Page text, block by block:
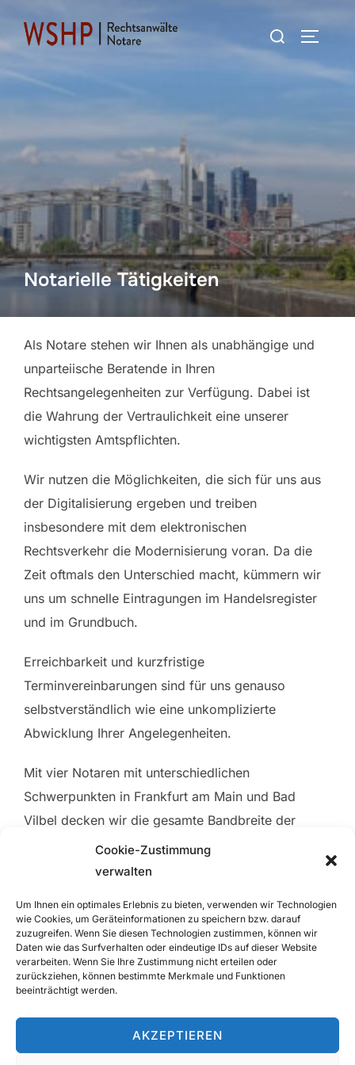
Cookie-Zustimmung
verwalten
Um Ihnen ein optimales Erlebnis zu bieten, verwenden wir Technologien
wie Cookies, um Geräteinformationen zu speichern bzw. darauf
zuzugreifen. Wenn Sie diesen Technologien zustimmen, können wir
Daten wie das Surfverhalten oder eindeutige IDs auf dieser Website
verarbeiten. Wenn Sie Ihre Zustimmung nicht erteilen oder
zurückziehen, können bestimmte Merkmale und Funktionen
beeinträchtigt werden.
AKZEPTIEREN
Inhalt
Suchen
nach:
Notarielle Tätigkeiten
Als Notare stehen wir Ihnen als unabhängige und
unparteiische Beratende in Ihren
Rechtsangelegenheiten zur Verfügung. Dabei ist
die Wahrung der Vertraulichkeit eine unserer
wichtigsten Amtspflichten.
Wir nutzen die Möglichkeiten, die sich für uns aus
der Digitalisierung ergeben und treiben
insbesondere mit dem elektronischen
Rechtsverkehr die Modernisierung voran. Da die
Zeit oftmals den Unterschied macht, kümmern wir
uns um schnelle Eintragungen im Handelsregister
und im Grundbuch.
Erreichbarkeit und kurzfristige
Terminvereinbarungen sind für uns genauso
selbstverständlich wie eine unkomplizierte
Abwicklung Ihrer Angelegenheiten.
Mit vier Notaren mit unterschiedlichen
Schwerpunkten in Frankfurt am Main und Bad
Vilbel decken wir die gesamte Bandbreite der
notariellen Dienstleistungen ab.
Kontakt|Impressum|Datenschutz|Cookie